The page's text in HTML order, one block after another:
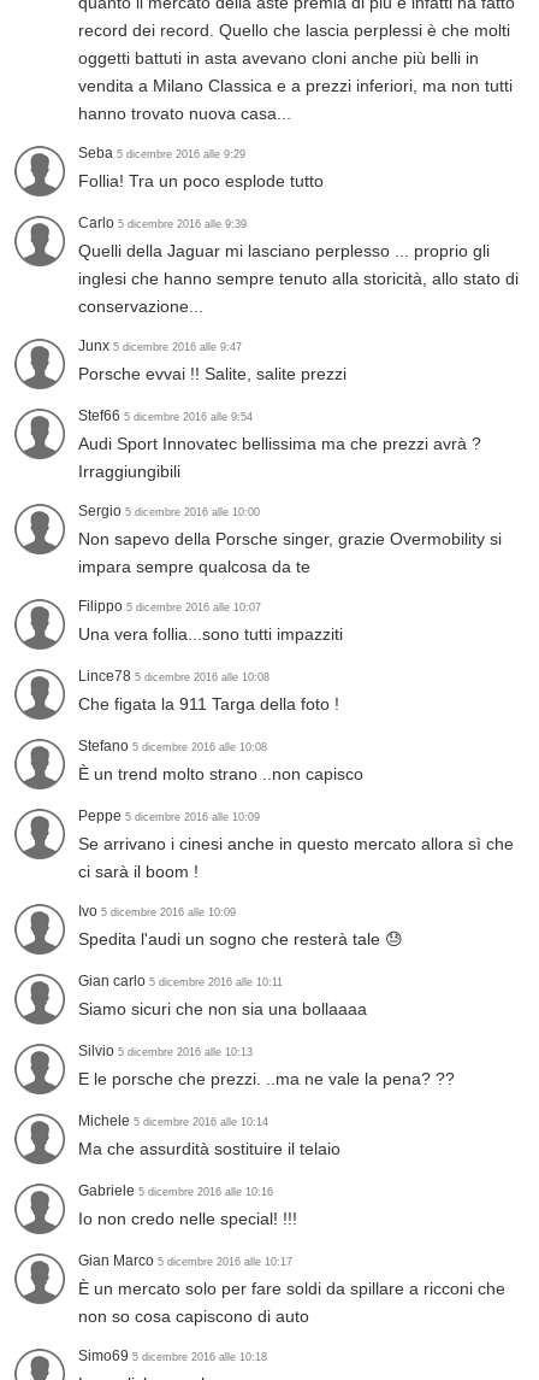
record dei record. Quello che lascia perplessi è che molti
oggetti battuti in asta avevano cloni anche più belli in
vendita a Milano Classica e a prezzi inferiori, ma non tutti
hanno trovato nuova casa...
Seba 5 dicembre 2016 alle 9:29
Follia! Tra un poco esplode tutto
Carlo 5 dicembre 2016 alle 9:39
Quelli della Jaguar mi lasciano perplesso ... proprio gli
inglesi che hanno sempre tenuto alla storicità, allo stato di
conservazione...
Junx 5 dicembre 2016 alle 9:47
Porsche evvai !! Salite, salite prezzi
Stef66 5 dicembre 2016 alle 9:54
Audi Sport Innovatec bellissima ma che prezzi avrà ?
Irraggiungibili
Sergio 5 dicembre 2016 alle 10:00
Non sapevo della Porsche singer, grazie Overmobility si
impara sempre qualcosa da te
Filippo 5 dicembre 2016 alle 10:07
Una vera follia...sono tutti impazziti
Lince78 5 dicembre 2016 alle 10:08
Che figata la 911 Targa della foto !
Stefano 5 dicembre 2016 alle 10:08
È un trend molto strano ..non capisco
Peppe 5 dicembre 2016 alle 10:09
Se arrivano i cinesi anche in questo mercato allora sì che
ci sarà il boom !
Ivo 5 dicembre 2016 alle 10:09
Spedita l'audi un sogno che resterà tale 😓
Gian carlo 5 dicembre 2016 alle 10:11
Siamo sicuri che non sia una bollaaaa
Silvio 5 dicembre 2016 alle 10:13
E le porsche che prezzi. ..ma ne vale la pena? ??
Michele 5 dicembre 2016 alle 10:14
Ma che assurdità sostituire il telaio
Gabriele 5 dicembre 2016 alle 10:16
Io non credo nelle special! !!!
Gian Marco 5 dicembre 2016 alle 10:17
È un mercato solo per fare soldi da spillare a ricconi che
non so cosa capiscono di auto
Simo69 5 dicembre 2016 alle 10:18